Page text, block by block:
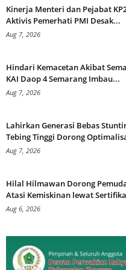
Kinerja Menteri dan Pejabat
Aktivis Pemerhati PMI Desak...
Aug 7, 2026
Hindari Kemacetan Akibat
KAI Daop 4 Semarang Imbau...
Aug 7, 2026
Lahirkan Generasi Bebas
Tebing Tinggi Dorong
Aug 7, 2026
Hilal Hilmawan Dorong
Atasi Kemiskinan lewat
Aug 6, 2026